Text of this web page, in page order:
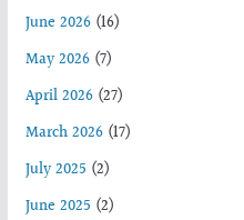
June 2026(16)
May 2026(7)
April 2026(27)
March 2026(17)
July 2025 (2)
June 2025 (2)